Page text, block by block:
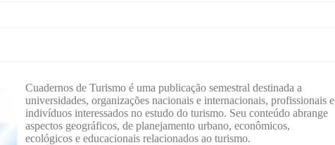
Cuadernos de Turismo é uma publicação semestral destinada a
universidades, organizações nacionais e internacionais, profissionais e
indivíduos interessados no estudo do turismo. Seu conteúdo abrange
aspectos geográficos, de planejamento urbano, econômicos,
ecológicos e educacionais relacionados ao turismo.